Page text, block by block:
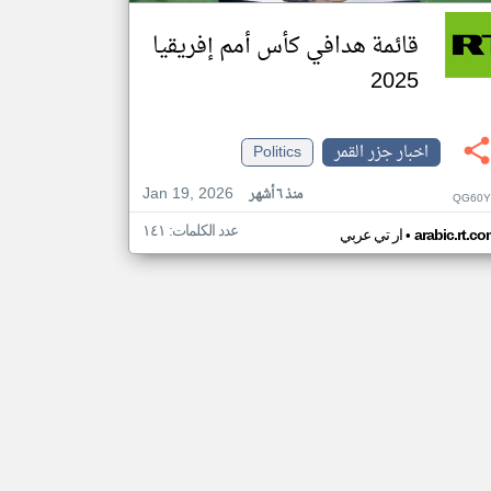
قائمة هدافي كأس أمم إفريقيا
2025
اخبار جزر القمر
Politics
Jan 19, 2026
منذ ٦ أشهر
ار تي عربي• عدد الكلمات: ١٤١